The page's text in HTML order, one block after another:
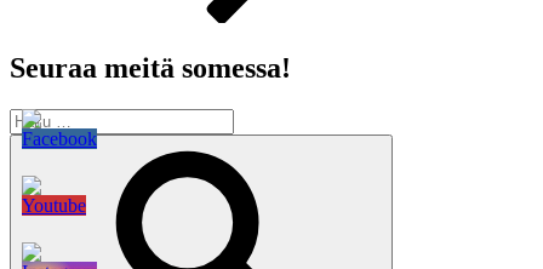
Seuraa meitä somessa!
Etsi: